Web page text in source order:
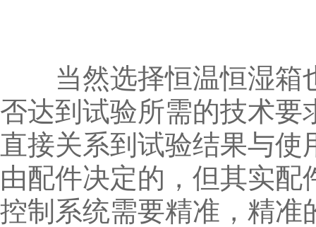
当然选择恒温恒湿箱
否达到试验所需的技术要
直接关系到试验结果与
由配件决定的，但其实
控制系统需要精准，精准